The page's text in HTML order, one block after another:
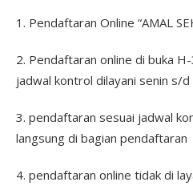
1. Pendaftaran Online “AMAL
2. Pendaftaran online di buka
jadwal kontrol dilayani senin s/
3. pendaftaran sesuai jadwal
langsung di bagian pendaftaran
4. pendaftaran online tidak di